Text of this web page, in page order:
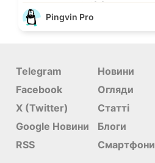
переважають у місті […]
Pingvin Pro
Telegram
Facebook
X (Twitter)
Google Новини
RSS
Новини
Огляди
Статті
Блоги
Смартфони